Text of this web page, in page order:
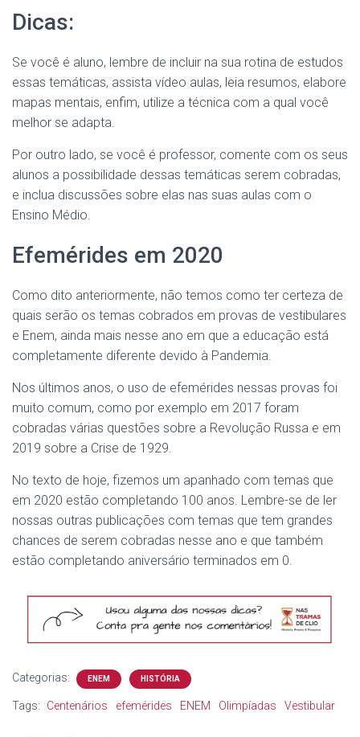
Dicas:
Se você é aluno, lembre de incluir na sua rotina de estudos
essas temáticas, assista vídeo aulas, leia resumos, elabore
mapas mentais, enfim, utilize a técnica com a qual você
melhor se adapta.
Por outro lado, se você é professor, comente com os seus
alunos a possibilidade dessas temáticas serem cobradas,
e inclua discussões sobre elas nas suas aulas com o
Ensino Médio.
Efemérides em 2020
Como dito anteriormente, não temos como ter certeza de
quais serão os temas cobrados em provas de vestibulares
e Enem, ainda mais nesse ano em que a educação está
completamente diferente devido à Pandemia.
Nos últimos anos, o uso de efemérides nessas provas foi
muito comum, como por exemplo em 2017 foram
cobradas várias questões sobre a Revolução Russa e em
2019 sobre a Crise de 1929.
No texto de hoje, fizemos um apanhado com temas que
em 2020 estão completando 100 anos. Lembre-se de ler
nossas outras publicações com temas que tem grandes
chances de serem cobradas nesse ano e que também
estão completando aniversário terminados em 0.
Categorias: ENEM HISTÓRIA
Tags: Centenários efemérides ENEM Olimpíadas Vestibular